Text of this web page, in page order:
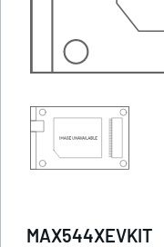
MAX544XEVKIT